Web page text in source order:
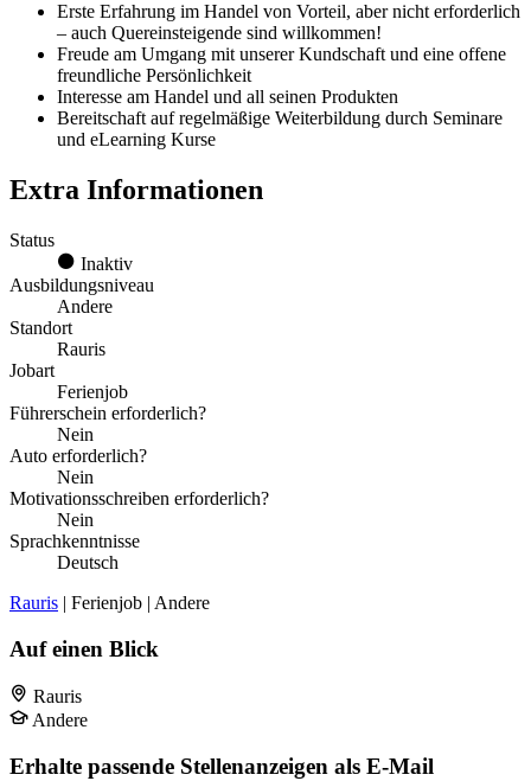
Erste Erfahrung im Handel von Vorteil, aber nicht erforderlich
– auch Quereinsteigende sind willkommen!
Freude am Umgang mit unserer Kundschaft und eine offene
freundliche Persönlichkeit
Interesse am Handel und all seinen Produkten
Bereitschaft auf regelmäßige Weiterbildung durch Seminare
und eLearning Kurse
Extra Informationen
Status
Inaktiv
Ausbildungsniveau
Andere
Standort
Rauris
Jobart
Ferienjob
Führerschein erforderlich?
Nein
Auto erforderlich?
Nein
Motivationsschreiben erforderlich?
Nein
Sprachkenntnisse
Deutsch
Rauris | Ferienjob | Andere
Auf einen Blick
Rauris
Andere
Erhalte passende Stellenanzeigen als E-Mail